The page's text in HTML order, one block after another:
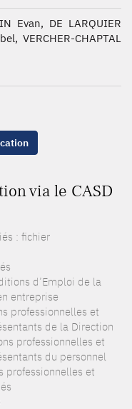
Evan, DE LARQUIER
VERCHER-CHAPTAL
via le CASD
: fichier
d’Emploi de la
entreprise
professionnelles et
de la Direction
professionnelles et
du personnel
professionnelles et